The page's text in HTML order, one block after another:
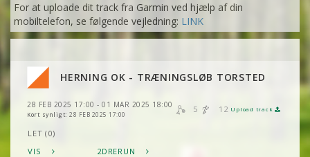
For at uploade dit track fra Garmin ved hjælp af din
mobiltelefon, se følgende vejledning: LINK
HERNING OK - TRÆNINGSLØB TORSTED
28 FEB 2025 17:00 - 01 MAR 2025 18:00
Kort synligt: 28 FEB 2025 17:00
5 12 Upload track
LET (0)
VIS
2DRERUN